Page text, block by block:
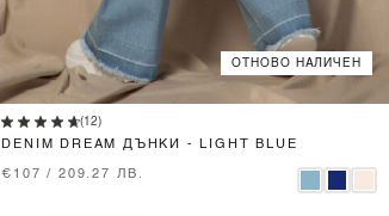
ОТНОВО НАЛИЧЕН
XS S M
(12)
DENIM DREAM ДЪНКИ - LIGHT BLUE
€107 / 209.27 ЛВ.